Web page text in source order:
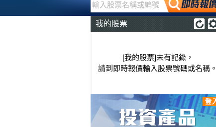
輸入股票名稱或編號
我的股票
[我的股票]未有記錄，
請到即時報價輸入股票號碼或名稱。